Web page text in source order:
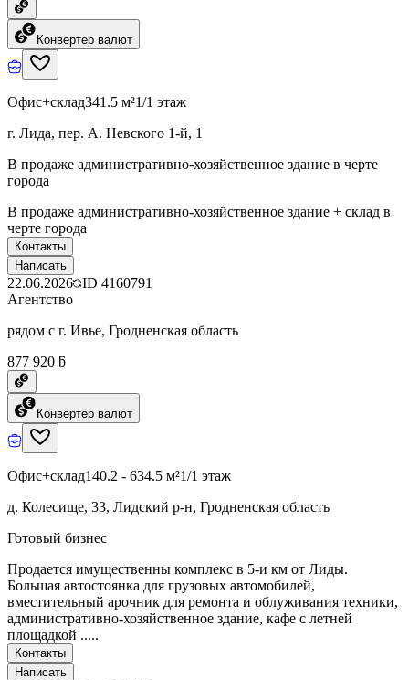
Конвертер валют
Офис+склад341.5 м²1/1 этаж
г. Лида, пер. А. Невского 1-й, 1
В продаже административно-хозяйственное здание в черте
города
В продаже административно-хозяйственное здание + склад в
черте города
Контакты
Написать
22.06.2026 ID 4160791
Агентство
рядом с г. Ивье, Гродненская область
877 920 ƃ
Конвертер валют
Офис+склад140.2 - 634.5 м²1/1 этаж
д. Колесище, 33, Лидский р-н, Гродненская область
Готовый бизнес
Продается имущественны комплекс в 5-и км от Лиды.
Большая автостоянка для грузовых автомобилей,
вместительный арочник для ремонта и облуживания техники,
административно-хозяйственное здание, кафе с летней
площадкой .....
Контакты
Написать